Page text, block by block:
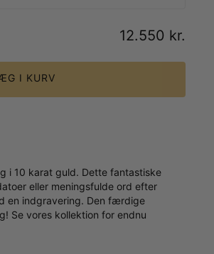
12.550 kr.
I KURV
i 10 karat guld. Dette fantastiske
eller meningsfulde ord efter
en indgravering. Den færdige
Se vores kollektion for endnu